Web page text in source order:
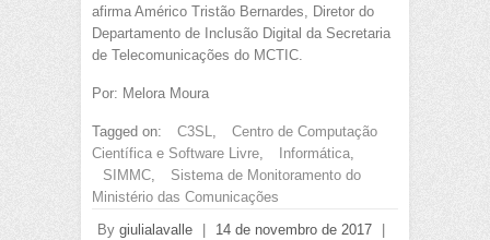
afirma Américo Tristão Bernardes, Diretor do
Departamento de Inclusão Digital da Secretaria
de Telecomunicações do MCTIC.
Por: Melora Moura
Tagged on: C3SL,
Centro de Computação
Científica e Software Livre, Informática,
SIMMC,
Sistema de Monitoramento do
Ministério das Comunicações
By giulialavalle 14 de novembro de 2017